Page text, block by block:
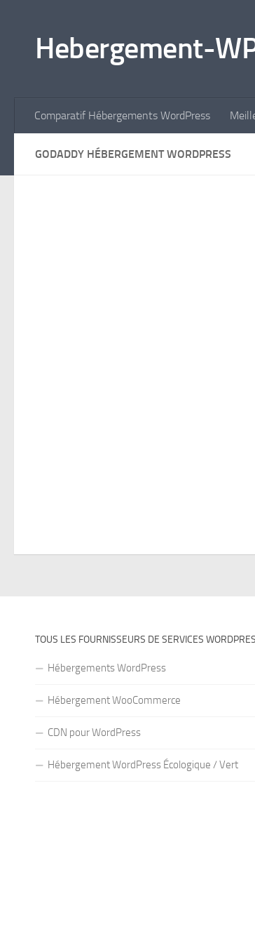
Hebergement-
Comparatif Hébergements WordPress
GODADDY HÉBERGEMENT WORDPRESS
TOUS LES FOURNISSEURS DE SERVICES
Hébergements WordPress
Hébergement WooCommerce
CDN pour WordPress
Hébergement WordPress Écologique / Vert